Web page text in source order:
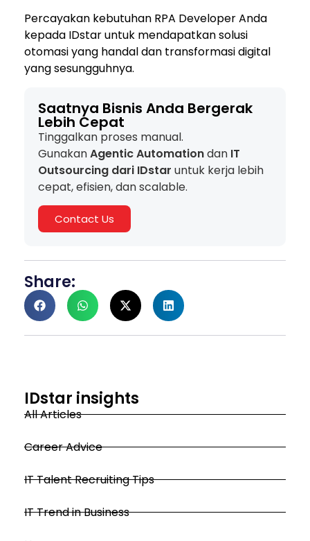
Percayakan kebutuhan RPA Developer Anda
kepada IDstar untuk mendapatkan solusi
otomasi yang handal dan transformasi digital
yang sesungguhnya.
Saatnya Bisnis Anda Bergerak
Lebih Cepat
Tinggalkan proses manual.
GunakanAgentic Automationdan IT
Outsourcing dari IDstar untuk kerja lebih
cepat, efisien, dan scalable.
Contact Us
Share:
IDstar insights
All Articles
Career Advice
IT Talent Recruiting Tips
IT Trend in Business